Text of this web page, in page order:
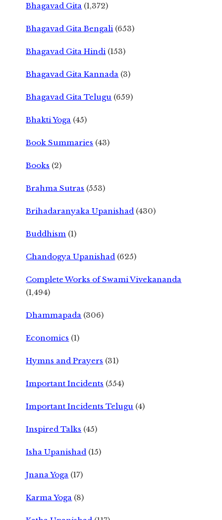
Bhagavad Gita (1,372)
Bhagavad Gita Bengali (653)
Bhagavad Gita Hindi (153)
Bhagavad Gita Kannada (3)
Bhagavad Gita Telugu (659)
Bhakti Yoga (45)
Book Summaries (43)
Books (2)
Brahma Sutras (553)
Brihadaranyaka Upanishad (430)
Buddhism (1)
Chandogya Upanishad (625)
Complete Works of Swami Vivekananda
(1,494)
Dhammapada (306)
Economics (1)
Hymns and Prayers (31)
Important Incidents (554)
Important Incidents Telugu (4)
Inspired Talks (45)
Isha Upanishad (15)
Jnana Yoga (17)
Karma Yoga (8)